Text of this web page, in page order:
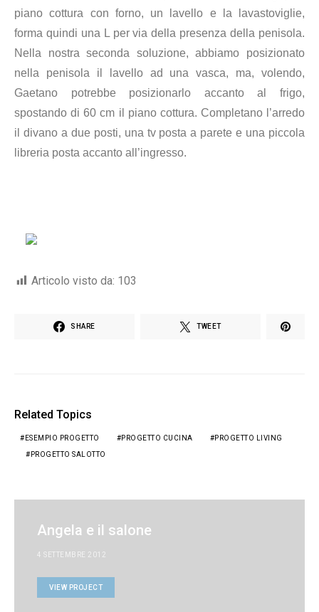
piano cottura con forno, un lavello e la lavastoviglie,
forma quindi una L per via della presenza della penisola.
Nella nostra seconda soluzione, abbiamo posizionato
nella penisola il lavello ad una vasca, ma, volendo,
Gaetano potrebbe posizionarlo accanto al frigo,
spostando di 60 cm il piano cottura. Completano l’arredo
il divano a due posti, una tv posta a parete e una piccola
libreria posta accanto all’ingresso.
Articolo visto da: 103
SHARE TWEET
Related Topics
ESEMPIO PROGETTO PROGETTO CUCINA PROGETTO LIVING
PROGETTO SALOTTO
Angela e il salone
4 SETTEMBRE 2012
VIEW PROJECT